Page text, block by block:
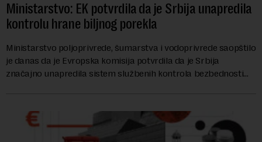
Ministarstvo: EK potvrdila da je Srbija unapredila
kontrolu hrane biljnog porekla
Ministarstvo poljoprivrede, šumarstva i vodoprivrede saopštilo
je danas da je Evropska komisija potvrdila da je Srbija
značajno unapredila sistem službenih kontrola bezbednosti